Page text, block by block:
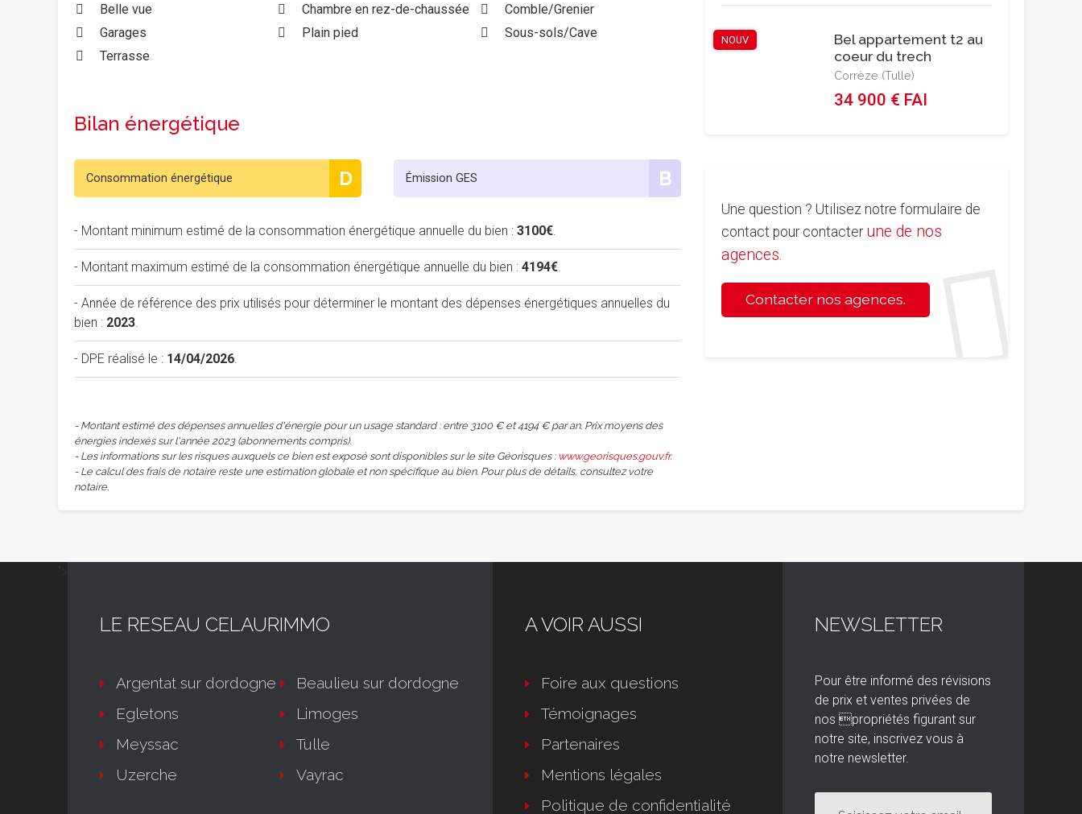
Belle vue Chambre en rez-de-chaussée
Comble/Grenier
Garages
Plain pied
Sous-sols/Cave
Terrasse
Bilan énergétique
Consommation énergétique D Émission GES B
- Montant minimum estimé de la consommation énergétique annuelle du bien : 3100€.
- Montant maximum estimé de la consommation énergétique annuelle du bien : 4194€.
- Année de référence des prix utilisés pour déterminer le montant des dépenses énergétiques annuelles du
bien : 2023.
- DPE réalisé le : 14/04/2026.
- Montant estimé des dépenses annuelles d'énergie pour un usage standard : entre 3100 € et 4194 € par an. Prix moyens des
énergies indexés sur l'année 2023 (abonnements compris).
- Les informations sur les risques auxquels ce bien est exposé sont disponibles sur le site Géorisques : www.georisques.gouv.fr.
- Le calcul des frais de notaire reste une estimation globale et non spécifique au bien. Pour plus de détails, consultez votre
notaire.
NOUV
Bel appartement t2 au
coeur du trech
Corrèze (Tulle)
34 900 € FAI
Une question ? Utilisez notre formulaire de
contact pour contacter une de nos
agences
Contacter nos agences.
LE RESEAU CELAURIMMO
Argentat sur dordogne
Beaulieu sur dordogne
Egletons
Limoges
Meyssac
Tulle
Uzerche
Vayrac
A VOIR AUSSI
Foire aux questions
Témoignages
Partenaires
Mentions légales
Politique de confidentialité
NEWSLETTER
Pour être informé des révisions
de prix et ventes privées de
nos propriétés figurant sur
notre site, inscrivez vous à
notre newsletter.